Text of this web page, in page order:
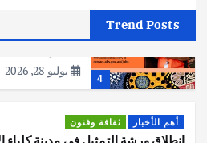
Trend Posts
4
يوليو 28, 2026
أهم الأخبار ثقافة وفنون